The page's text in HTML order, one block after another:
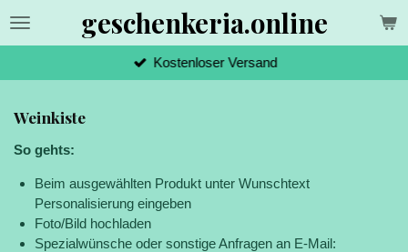
Zum
geschenkeria.online
Kostenloser Versand
Weinkiste
So gehts:
Beim ausgewählten Produkt unter Wunschtext
Personalisierung eingeben
Foto/Bild hochladen
Spezialwünsche oder sonstige Anfragen an E-Mail: